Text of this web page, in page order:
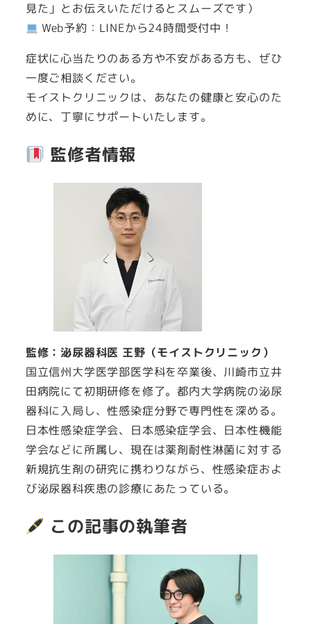
見た」とお伝えいただけるとスムーズです）
Web予約：LINEから24時間受付中！
症状に心当たりのある方や不安がある方も、ぜひ
一度ご相談ください。
モイストクリニックは、あなたの健康と安心のた
めに、丁寧にサポートいたします。
監修者情報
監修：泌尿器科医 王野（モイストクリニック）
国立信州大学医学部医学科を卒業後、川崎市立井
田病院にて初期研修を修了。都内大学病院の泌尿
器科に入局し、性感染症分野で専門性を深める。
日本性感染症学会、日本感染症学会、日本性機能
学会などに所属し、現在は薬剤耐性淋菌に対する
新規抗生剤の研究に携わりながら、性感染症およ
び泌尿器科疾患の診療にあたっている。
この記事の執筆者